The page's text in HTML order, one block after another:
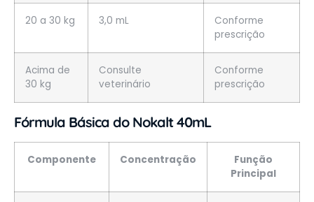
20 a 30 kg 3,0 mL
Conforme
prescrição
Acima de
30 kg
Consulte
veterinário
Conforme
prescrição
Fórmula Básica do Nokalt 40mL
Componente Concentração
Função
Principal